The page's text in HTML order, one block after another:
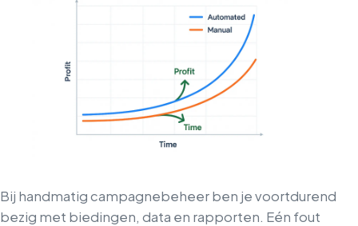
Bij handmatig campagnebeheer ben je voortdurend
bezig met biedingen, data en rapporten. Eén fout